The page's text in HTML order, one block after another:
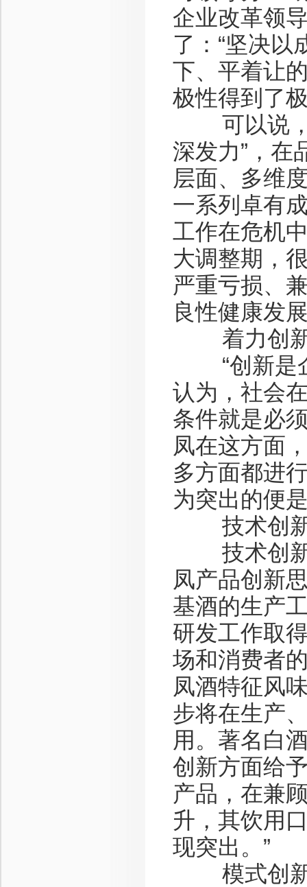
企业改革领
了：“坚决以
下、平着让
极性得到了
可以说，
深发力”，在
层面、多维
一系列卓有
工作在危机
大调整期，
严重亏损、
良性健康发
着力创新
“创新是企
认为，社会
条件就是必
凤在这方面
多方面都进
为突出的便
技术创
技术创新
凤产品创新
基酒的生产
研发工作取
场和消费者
凤酒特征风
步将在生产
用。著名白
创新方面给
产品，在兼
升，其饮用
现突出。”
模式创